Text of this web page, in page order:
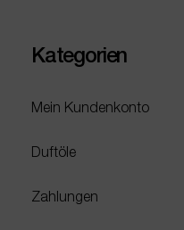
Kategorien
Mein Kundenkonto
Duftöle
Zahlungen